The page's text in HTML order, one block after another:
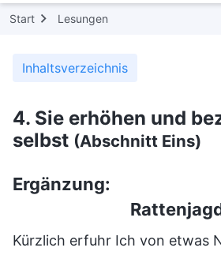
Start Lesungen
Inhaltsverzeichnis
4. Sie erhöhen und
selbst (Abschnitt Eins)
Ergänzung:
Kürzlich erfuhr Ich von etwas